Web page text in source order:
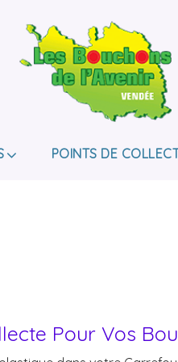
LES
DE HANDICAP.
POINTS DE
Pour Vos